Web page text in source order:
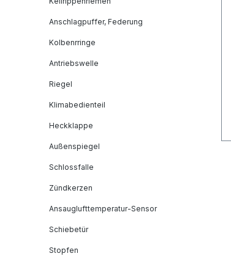
Anschlagpuffer, Federung
Kolbenrringe
Antriebswelle
Riegel
Klimabedienteil
Heckklappe
Außenspiegel
Schlossfalle
Zündkerzen
Ansauglufttemperatur-Sensor
Schiebetür
Stopfen